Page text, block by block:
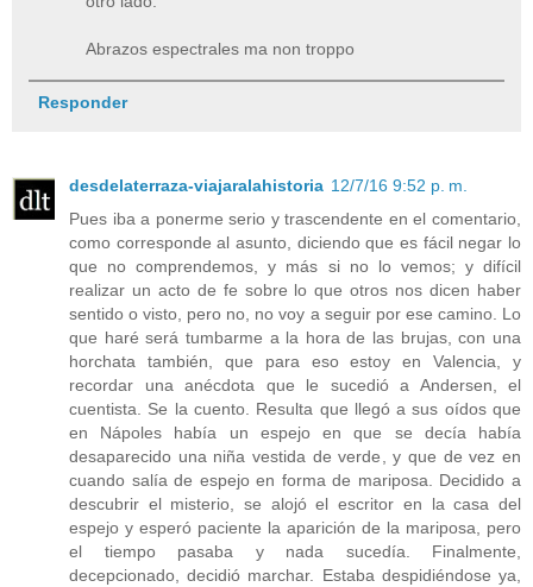
Abrazos espectrales ma non troppo
Responder
desdelaterraza-viajaralahistoria 12/7/16 9:52 p. m.
Pues iba a ponerme serio y trascendente en el comentario,
como corresponde al asunto, diciendo que es fácil negar lo
que no comprendemos, y más si no lo vemos; y difícil
realizar un acto de fe sobre lo que otros nos dicen haber
sentido o visto, pero no, no voy a seguir por ese camino. Lo
que haré será tumbarme a la hora de las brujas, con una
horchata también, que para eso estoy en Valencia, y
recordar una anécdota que le sucedió a Andersen, el
cuentista. Se la cuento. Resulta que llegó a sus oídos que
en Nápoles había un espejo en que se decía había
desaparecido una niña vestida de verde, y que de vez en
cuando salía de espejo en forma de mariposa. Decidido a
descubrir el misterio, se alojó el escritor en la casa del
espejo y esperó paciente la aparición de la mariposa, pero
el tiempo pasaba y nada sucedía. Finalmente,
decepcionado, decidió marchar. Estaba despidiéndose ya,